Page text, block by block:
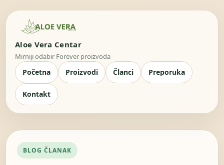
Aloe Vera Centar
Mirniji odabir Forever proizvoda
Početna Proizvodi Članci Preporuka
Kontakt
BLOG ČLANAK